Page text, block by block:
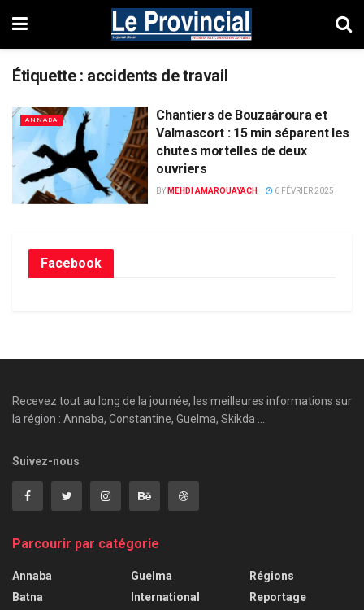
Étiquette : accidents de travail
ANNABA
Chantiers de Bouzaâroura et
Valmascort : 15 min séparent les
chutes mortelles de deux
ouvriers
BY MEHDI AMAROUAYACH 6 FÉVRIER 2025
Facebook
Recevez tout au long de la journée, les meilleures informations sur
la région : Annaba, Constantine, Guelma, Skikda ....
Suivez-nous
Parcourir par catégorie
Annaba
Batna
Guelma
International
Régions
Reportage